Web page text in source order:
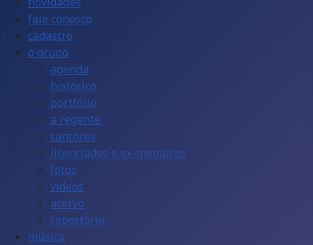
fale conosco
cadastro
o grupo
agenda
histórico
portfólio
a regente
cantores
licenciados e ex-membros
fotos
vídeos
acervo
repertório
música